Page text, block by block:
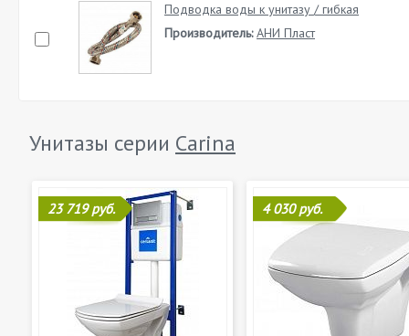
Подводка воды к унитазу / гибкая
Производитель: АНИ Пласт
Унитазы серии Carina
23 719 руб. 4 030 руб.